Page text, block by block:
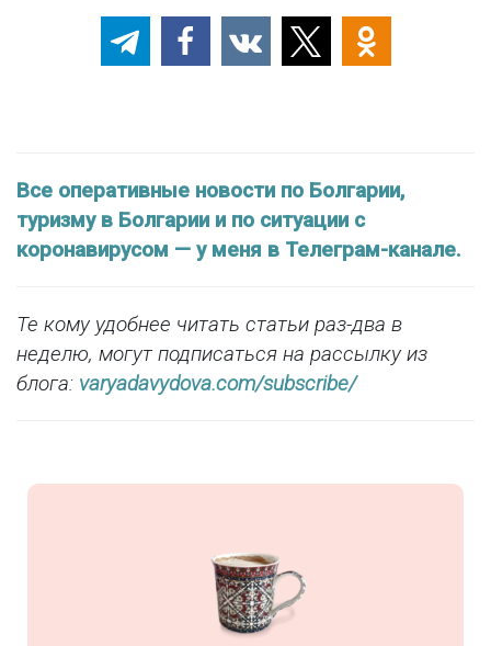
Все оперативные новости по Болгарии,
туризму в Болгарии и по ситуации с
коронавирусом — у меня в Телеграм-канале.
Те кому удобнее читать статьи раз-два в
неделю, могут подписаться на рассылку из
блога: varyadavydova.com/subscribe/